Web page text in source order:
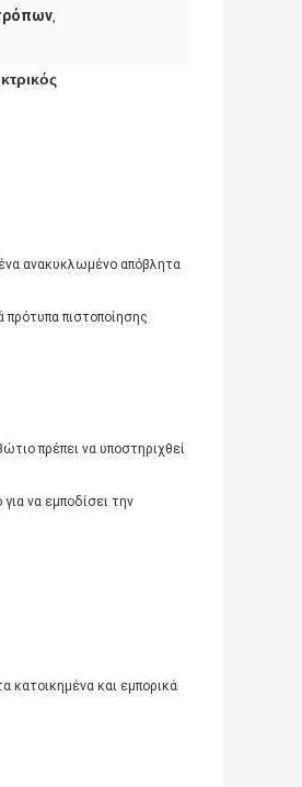
,
ανακυκλωμένο απόβλητα
πρότυπα πιστοποίησης
πρέπει να υποστηριχθεί
να εμποδίσει την
κατοικημένα και εμπορικά